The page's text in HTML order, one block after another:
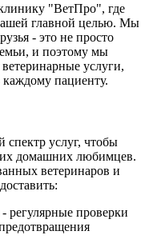
"ВетПро", где
главной целью. Мы
- это не просто
и поэтому мы
услуги,
пациенту.
услуг, чтобы
домашних любимцев.
ветеринаров и
- регулярные проверки